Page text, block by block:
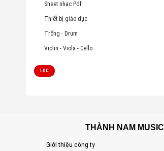
Sheet nhạc Pdf
Thiết bị giáo dục
Trống - Drum
Violin - Viola - Cello
LỌC
THÀNH NAM MUSIC
Giới thiệu công ty